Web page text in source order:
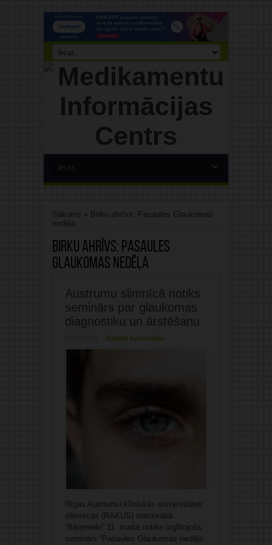
Sākums » Birku ahrīvs: Pasaules Glaukomas
nedēļa
Birku ahrīvs: Pasaules
Glaukomas nedēļa
Austrumu slimnīcā notiks
seminārs par glaukomas
diagnostiku un ārstēšanu
Rakstīt komentāru
Rīgas Austrumu klīniskās universitātes
slimnīcas (RAKUS) stacionārā
“Biķernieki” 11. martā notiks izglītojošs
seminārs “Pasaules Glaukomas nedēļa